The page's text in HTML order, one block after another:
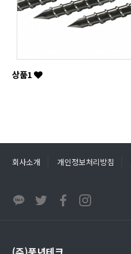
상품1
회사소개 개인정보처리방침